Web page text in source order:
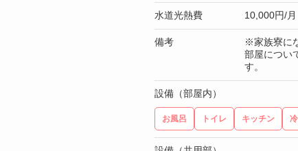
水道光熱費 10,000円/
備考
※家族寮に
部屋につい
す。
設備（部屋内）
お風呂 トイレ キッチン